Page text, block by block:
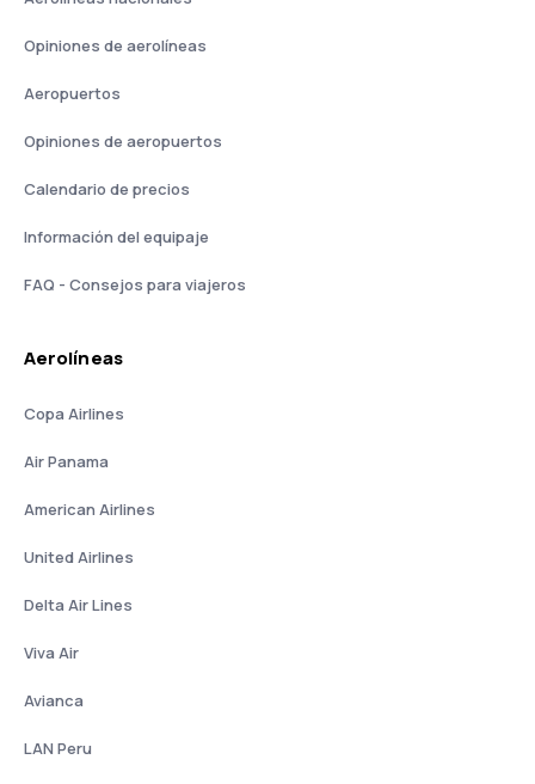
Opiniones de aerolíneas
Aeropuertos
Opiniones de aeropuertos
Calendario de precios
Información del equipaje
FAQ - Consejos para viajeros
Aerolíneas
Copa Airlines
Air Panama
American Airlines
United Airlines
Delta Air Lines
Viva Air
Avianca
LAN Peru